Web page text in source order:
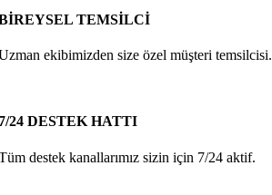
TEMSİLCİ
ekibimizden size özel müşteri temsilcisi.
24 DESTEK HATTI
destek kanallarımız sizin için 7/24 aktif.